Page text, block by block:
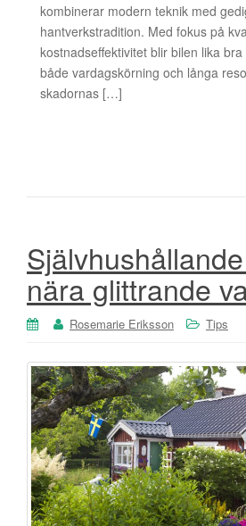
kombinerar modern teknik med
hantverkstradition. Med fokus på
kostnadseffektivitet blir bilen lika
både vardagskörning och långa
skadornas […]
nära glittrande
Rosemarie Eriksson Tips